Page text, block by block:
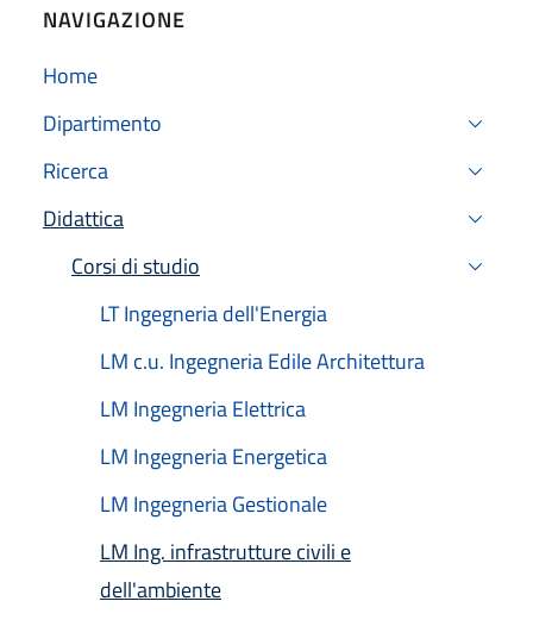
NAVIGAZIONE
Home
Dipartimento
Ricerca
Didattica
Attivo
Corsi di studio
Attivo
LT Ingegneria dell'Energia
LM c.u. Ingegneria Edile Architettura
LM Ingegneria Elettrica
LM Ingegneria Energetica
LM Ingegneria Gestionale
LM Ing. infrastrutture civili e
dell'ambiente